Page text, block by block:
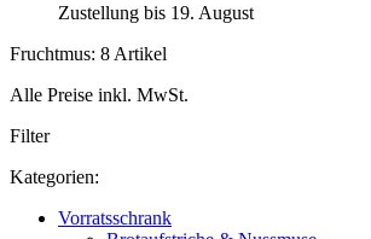
Zustellung bis 19. August
Fruchtmus: 8 Artikel
Alle Preise inkl. MwSt.
Filter
Kategorien:
Vorratsschrank